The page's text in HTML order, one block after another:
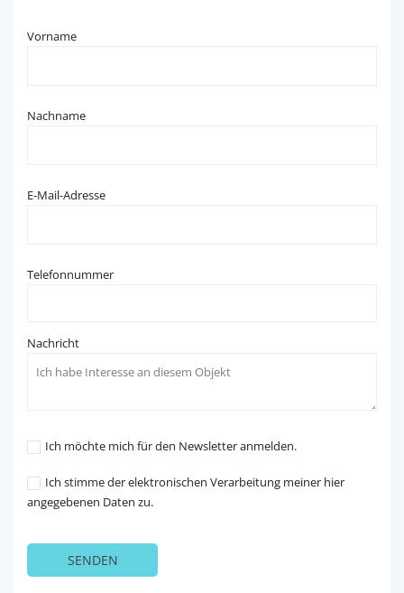
Vorname
Nachname
E-Mail-Adresse
Telefonnummer
Nachricht
Ich möchte mich für den Newsletter anmelden.
Ich stimme der elektronischen Verarbeitung meiner hier
angegebenen Daten zu.